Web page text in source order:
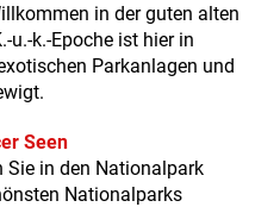
in der guten alten
u.-k.-Epoche ist hier in
Parkanlagen und
Seen
Sie in den Nationalpark
Nationalparks